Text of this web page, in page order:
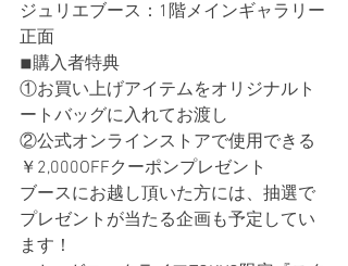
ジュリエブース：1階メインギャラリー
正面
⁡◾︎購入者特典
①お買い上げアイテムをオリジナルト
ートバッグに入れてお渡し
②公式オンラインストアで使用できる
￥2,000OFFクーポンプレゼント
⁡ブースにお越し頂いた方には、抽選で
プレゼントが当たる企画も予定してい
ます！